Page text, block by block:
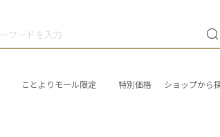
ことよりモール限定 特別価格 ショップから